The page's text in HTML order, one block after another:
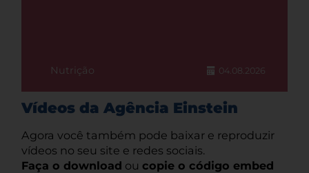
Nutrição 04.08.2026
Vídeos da Agência Einstein
Agora você também pode baixar e reproduzir
vídeos no seu site e redes sociais.
Faça o download ou copie o código embed